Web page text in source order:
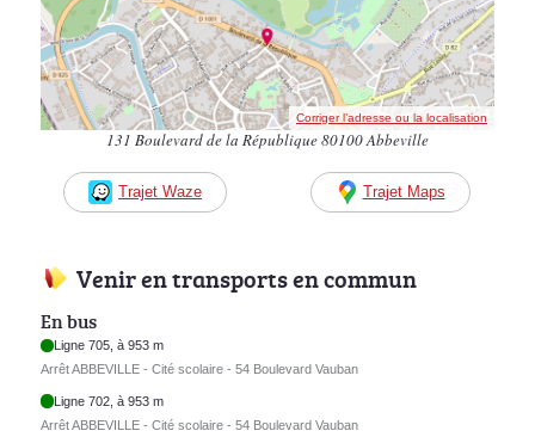
Corriger l’adresse ou la localisation
131 Boulevard de la République 80100 Abbeville
Trajet Waze Trajet Maps
Venir en transports en commun
En bus
Ligne 705, à 953 m
Arrêt ABBEVILLE - Cité scolaire - 54 Boulevard Vauban
Ligne 702, à 953 m
Arrêt ABBEVILLE - Cité scolaire - 54 Boulevard Vauban